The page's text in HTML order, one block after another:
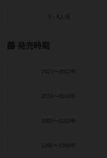
3～4人用
発売時期
2021〜2022年
2016〜2018年
2000〜2010年
1980〜1990年